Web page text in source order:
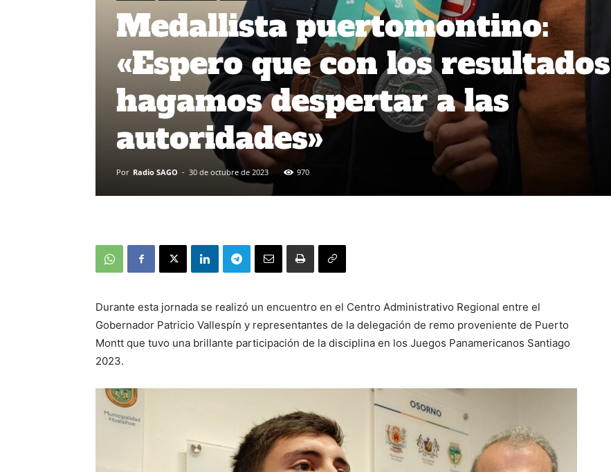
Medallista puertomontino:
«Espero que con los resultados
hagamos despertar a las
autoridades»
Por Radio SAGO - 30 de octubre de 2023 970
Durante esta jornada se realizó un encuentro en el Centro Administrativo Regional entre el
Gobernador Patricio Vallespín y representantes de la delegación de remo proveniente de Puerto
Montt que tuvo una brillante participación de la disciplina en los Juegos Panamericanos Santiago
2023.